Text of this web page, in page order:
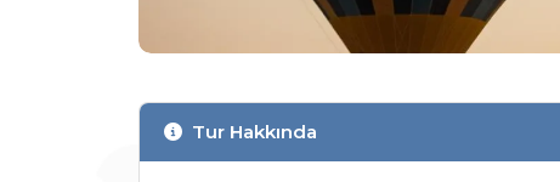
Tur Hakkında